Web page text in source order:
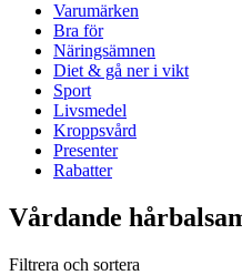
Varumärken
Bra för
Näringsämnen
Diet & gå ner i vikt
Sport
Livsmedel
Kroppsvård
Presenter
Rabatter
Vårdande
Filtrera och sortera